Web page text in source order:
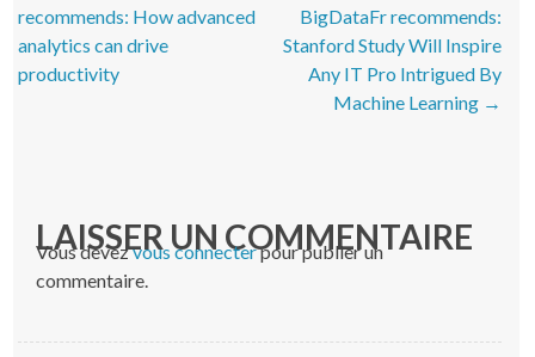
recommends: How advanced
analytics can drive
productivity
BigDataFr recommends:
Stanford Study Will Inspire
Any IT Pro Intrigued By
Machine Learning →
LAISSER UN COMMENTAIRE
Vous devezvous connecterpour publier un
commentaire.